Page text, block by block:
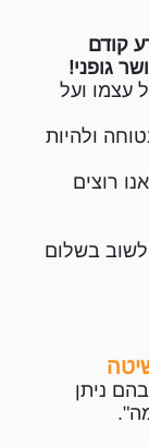
קודם
גופני!
עצמו ועל
ולהיות
רוצים
בשלום
ניתן